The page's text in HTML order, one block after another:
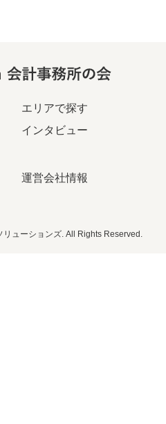
エリアで探す
インタビュー
運営会社情報
ューションズ. All Rights Reserved.